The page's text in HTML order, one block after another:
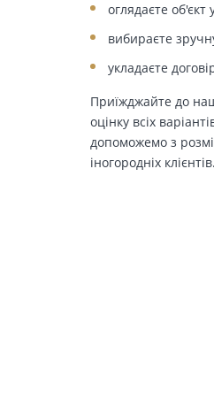
оглядаєте
вибираєте
укладаєте
Приїжджайте до
оцінку всіх
допоможемо з
іногородніх